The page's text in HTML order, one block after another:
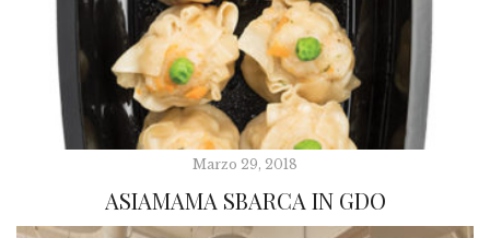
Marzo 29, 2018
ASIAMAMA SBARCA IN GDO